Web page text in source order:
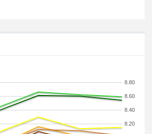
8.20
8.40
8.60
8.80